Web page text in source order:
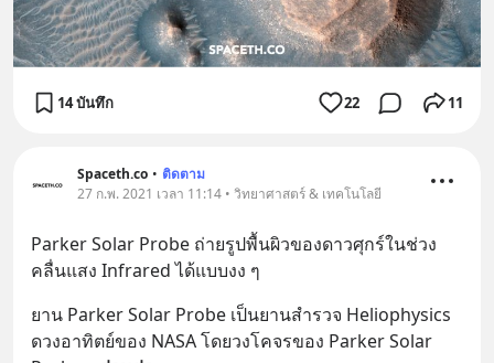
14 บันทึก 22 11
Spaceth.co • ติดตาม
27 ก.พ. 2021 เวลา 11:14 • วิทยาศาสตร์ & เทคโนโลยี
Parker Solar Probe ถ่ายรูปพื้นผิวของดาวศุกร์ในช่วง
คลื่นแสง Infrared ได้แบบงง ๆ
ยาน Parker Solar Probe เป็นยานสำรวจ Heliophysics
ดวงอาทิตย์ของ NASA โดยวงโคจรของ Parker Solar